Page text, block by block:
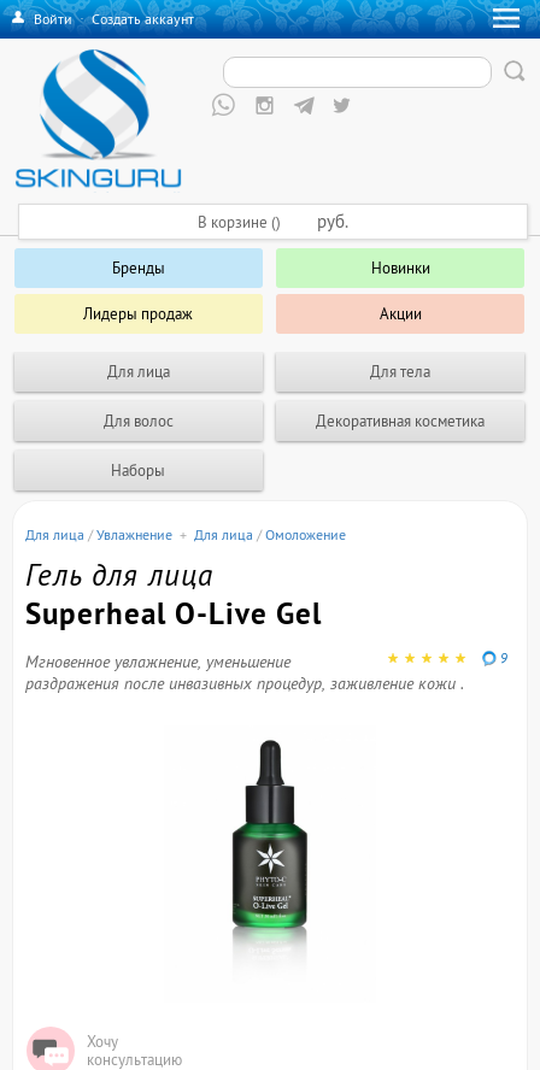
Войти·Создать аккаунт
Бренды Новинки
Лидеры продаж Акции
Для лица Для тела
Для волос Декоративная косметика
Наборы
В корзине () руб.
Для лица /Увлажнение + Для лица /Омоложение
Гель для лица
Superheal O-Live Gel
9
Мгновенное увлажнение, уменьшение
раздражения после инвазивных процедур, заживление кожи .
Хочу
консультацию